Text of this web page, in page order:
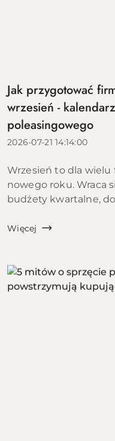
Jak przygotować
wrzesień -
poleasingowego
2026-07-21 14:14:00
Wrzesień to dla
nowego roku. Wraca
budżety kwartalne,
kolejnym rocznikiem.
Więcej